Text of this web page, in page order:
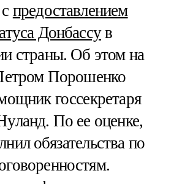
предоставлением
Донбассув
страны. Об этом на
Порошенко
госсекретаря
По ее оценке,
обязательства по